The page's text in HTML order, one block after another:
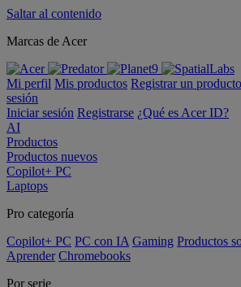
Saltar al contenido
Marcas de Acer
Mi perfil Mis productos Registrar un producto
sesión
Iniciar sesión Registrarse ¿Qué es Acer ID?
AI
Productos
Productos nuevos
Copilot+ PC
Laptops
Pro categoría
Copilot+ PC PC con IA Gaming Productos
Aprender Chromebooks
Por serie